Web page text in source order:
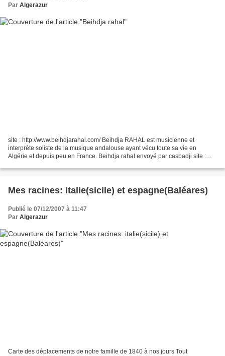
Par Algerazur
site : http://www.beihdjarahal.com/ Beihdja RAHAL est musicienne et
interprète soliste de la musique andalouse ayant vécu toute sa vie en
Algérie et depuis peu en France. Beihdja rahal envoyé par casbadji site :
Mes racines: italie(sicile) et espagne(Baléares)
Publié le 07/12/2007 à 11:47
Par Algerazur
Carte des déplacements de notre famille de 1840 à nos jours Tout